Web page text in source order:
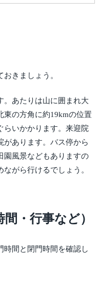
きましょう。
。あたりは山に囲まれ大
東の方角に約19kmの位置
らいかかります。来迎院
があります。バス停から
園風景などもありますの
がら行けるでしょう。
・行事など）
時間と閉門時間を確認し